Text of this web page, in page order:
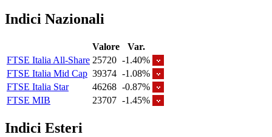
Indici Nazionali
Valore
Var.
FTSE Italia All-Share 25720 -1.40%
FTSE Italia Mid Cap 39374 -1.08%
FTSE Italia Star
46268 -0.87%
FTSE MIB
23707 -1.45%
Indici Esteri